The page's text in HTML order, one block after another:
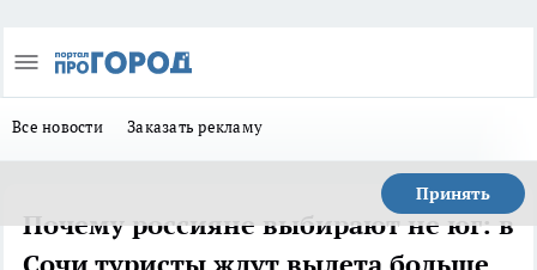
Все новости Заказать рекламу
Принять
Почему россияне выбирают не юг: в